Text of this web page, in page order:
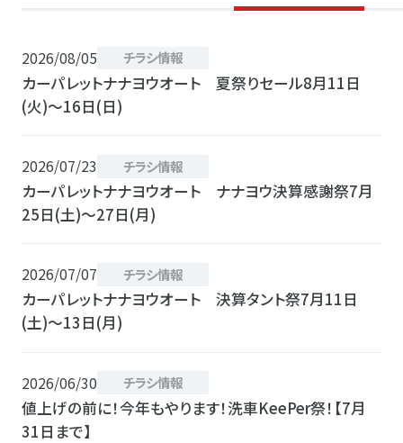
2026/08/05 チラシ情報
カーパレットナナヨウオート 夏祭りセール8月11日
(火)〜16日(日)
2026/07/23 チラシ情報
カーパレットナナヨウオート ナナヨウ決算感謝祭7月
25日(土)〜27日(月)
2026/07/07 チラシ情報
カーパレットナナヨウオート 決算タント祭7月11日
(土)〜13日(月)
2026/06/30 チラシ情報
値上げの前に！今年もやります！洗車KeePer祭！【7月
31日まで】